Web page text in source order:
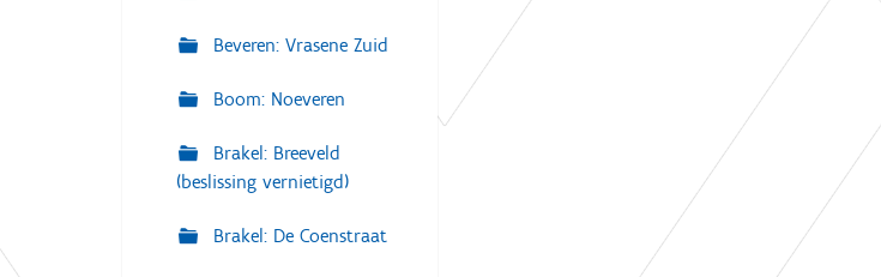
Beveren: Vrasene Zuid
Boom: Noeveren
Brakel: Breeveld
(beslissing vernietigd)
Brakel: De Coenstraat